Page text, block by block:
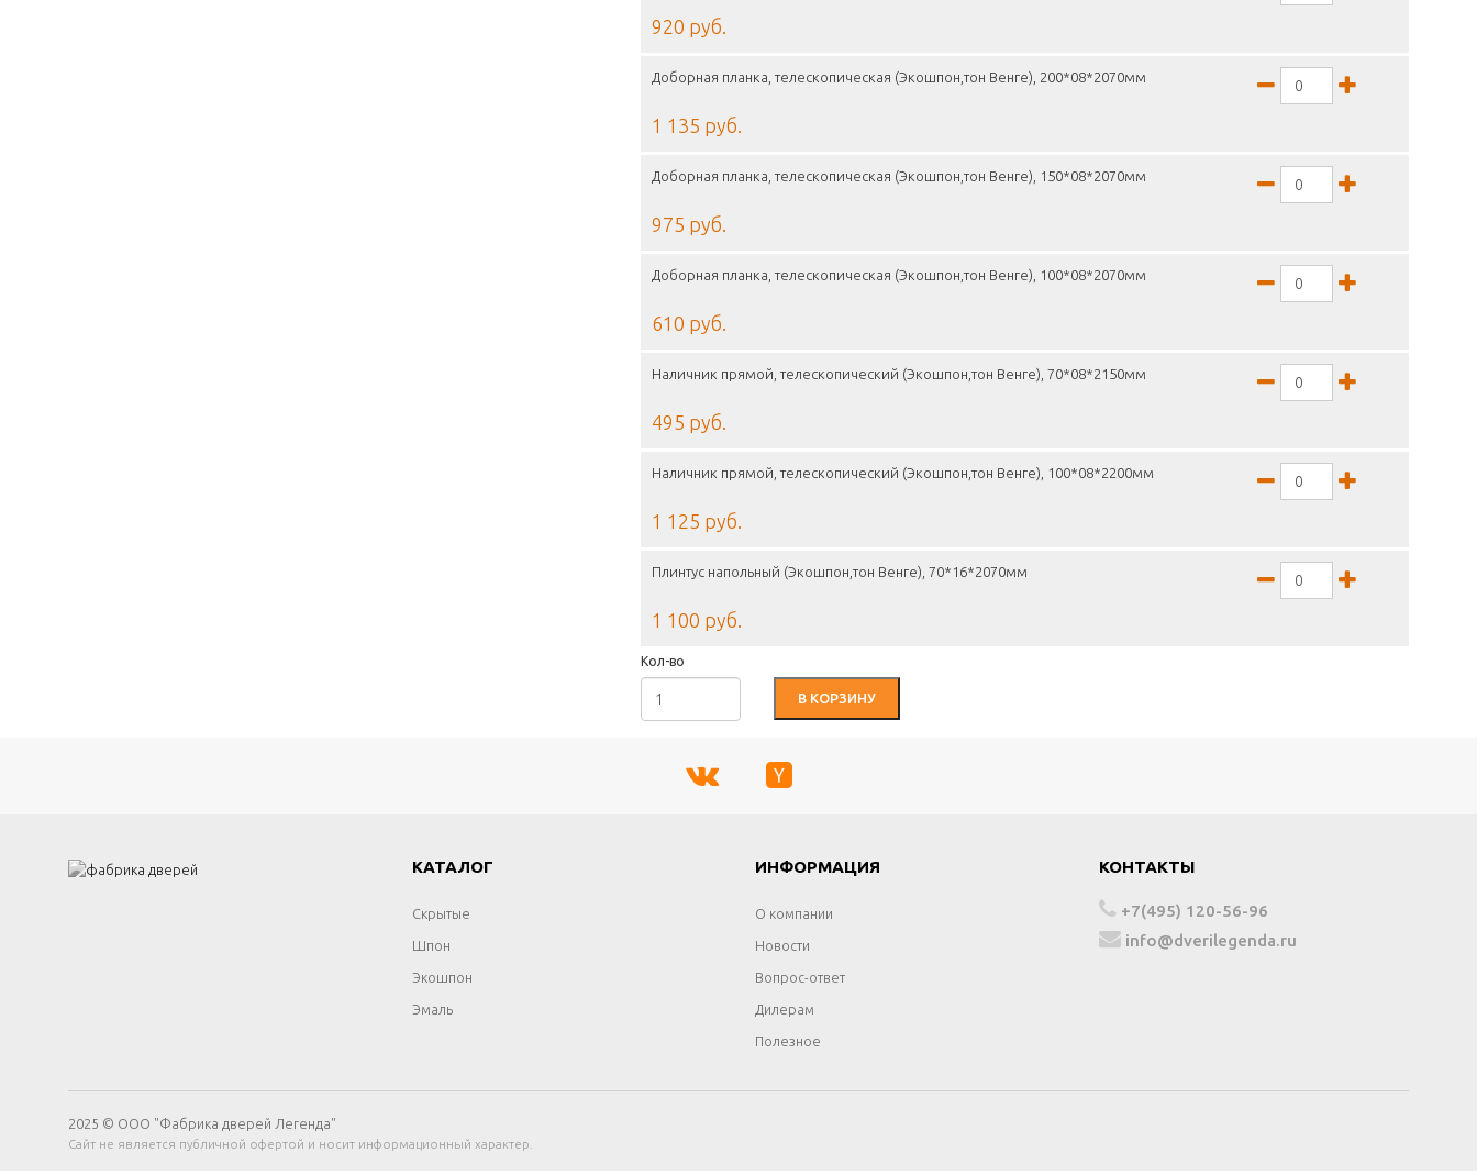
920 руб.
Доборная планка, телескопическая (Экошпон,тон Венге), 200*08*2070мм
1 135 руб.
Доборная планка, телескопическая (Экошпон,тон Венге), 150*08*2070мм
975 руб.
Доборная планка, телескопическая (Экошпон,тон Венге), 100*08*2070мм
610 руб.
Наличник прямой, телескопический (Экошпон,тон Венге), 70*08*2150мм
495 руб.
Наличник прямой, телескопический (Экошпон,тон Венге), 100*08*2200мм
1 125 руб.
Плинтус напольный (Экошпон,тон Венге), 70*16*2070мм
1 100 руб.
Кол-во
В КОРЗИНУ
КАТАЛОГ
Скрытые
Шпон
Экошпон
Эмаль
ИНФОРМАЦИЯ
О компании
Новости
Вопрос-ответ
Дилерам
Полезное
КОНТАКТЫ
+7(495) 120-56-96
info@dverilegenda.ru
2025 © ООО "Фабрика дверей Легенда"
Сайт не является публичной офертой и носит информационный характер.